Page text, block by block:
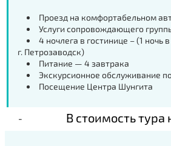
Проезд на комфортабельном
Услуги сопровождающего
4 ночлега в гостинице – (1 ночь
г. Петрозаводск)
Питание — 4 завтрака
Экскурсионное обслуживание
Посещение Центра Шунгита
В стоимость тура